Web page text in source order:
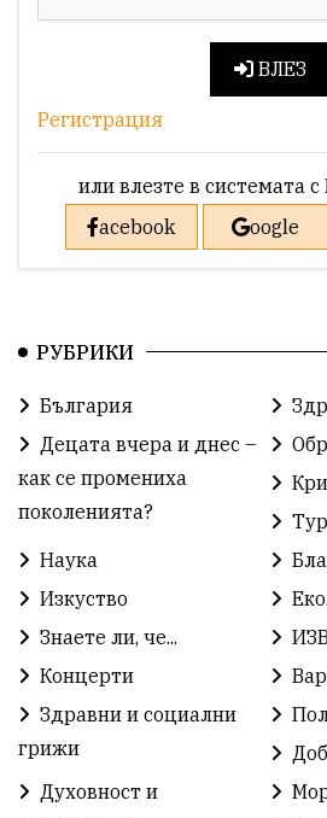
ВЛЕЗ
Регистрация
или влезте в системата
acebook
oogle
РУБРИКИ
България
Децата вчера и днес –
как се промениха
поколенията?
Наука
Изкуство
Знаете ли, че...
Концерти
Здравни и социални
грижи
Духовност и